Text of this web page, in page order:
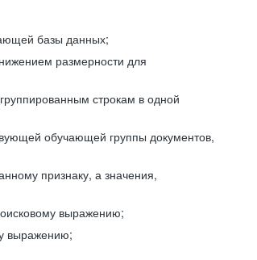
базы данных;
размерности для
строкам в одной
обучающей группы документов,
признаку, а значения,
выражению;
выражению;